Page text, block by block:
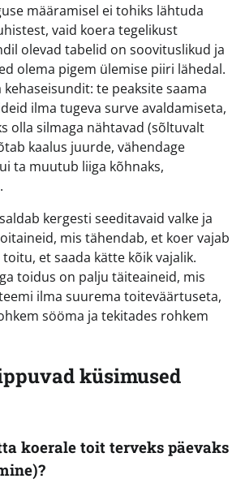
määramisel ei tohiks lähtuda
vaid koera tegelikust
olevad tabelid on soovituslikud ja
olema pigem ülemise piiri lähedal.
kehaseisundit: te peaksite saama
ilma tugeva surve avaldamiseta,
olla silmaga nähtavad (sõltuvalt
kaalus juurde, vähendage
ta muutub liiga kõhnaks,
kergesti seeditavaid valke ja
mis tähendab, et koer vajab
et saada kätte kõik vajalik.
toidus on palju täiteaineid, mis
ilma suurema toiteväärtuseta,
sööma ja tekitades rohkem
küsimused
koerale toit terveks päevaks